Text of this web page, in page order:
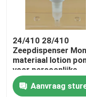
24/410 28/410
Zeepdispenser
materiaal lotion
voor persoonlijke
verzorging
Aanvraag